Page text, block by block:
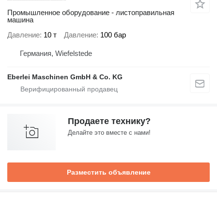
Промышленное оборудование - листоправильная
машина
Давление 10 т Давление 100 бар
Германия, Wiefelstede
Eberlei Maschinen GmbH & Co. KG
Продаете технику?
Делайте это вместе с нами!
Разместить объявление